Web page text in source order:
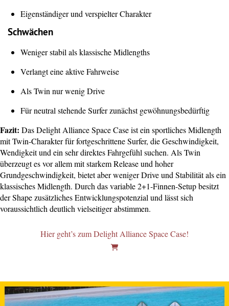
Eigenständiger und verspielter Charakter
Schwächen
Weniger stabil als klassische Midlengths
Verlangt eine aktive Fahrweise
Als Twin nur wenig Drive
Für neutral stehende Surfer zunächst gewöhnungsbedürftig
Fazit: Das Delight Alliance Space Case ist ein sportliches Midlength
mit Twin-Charakter für fortgeschrittene Surfer, die Geschwindigkeit,
Wendigkeit und ein sehr direktes Fahrgefühl suchen. Als Twin
überzeugt es vor allem mit starkem Release und hoher
Grundgeschwindigkeit, bietet aber weniger Drive und Stabilität als ein
klassisches Midlength. Durch das variable 2+1-Finnen-Setup besitzt
der Shape zusätzliches Entwicklungspotenzial und lässt sich
voraussichtlich deutlich vielseitiger abstimmen.
Hier geht’s zum Delight Alliance Space Case!